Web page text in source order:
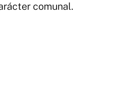
comunal.